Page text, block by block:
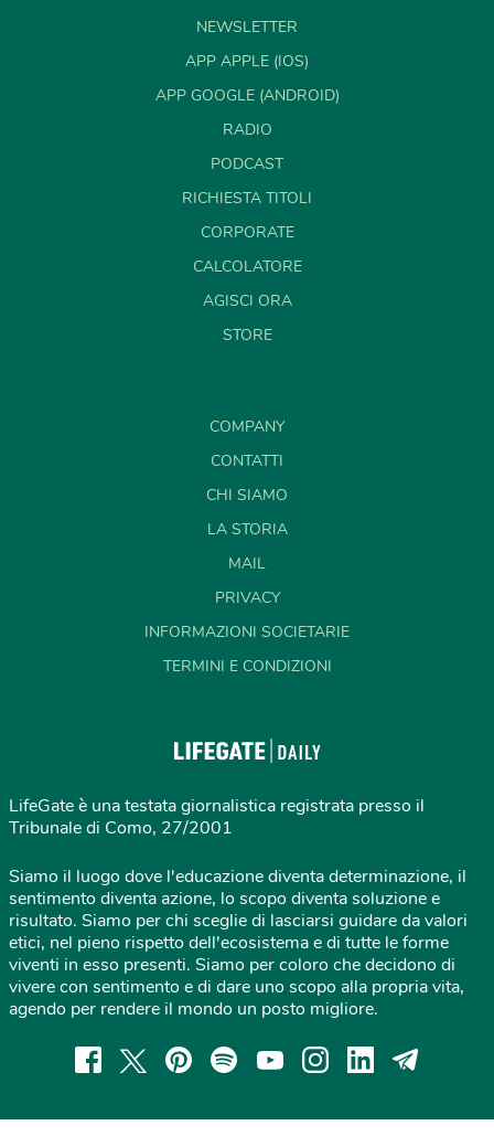
NEWSLETTER
APP APPLE (IOS)
APP GOOGLE (ANDROID)
RADIO
PODCAST
RICHIESTA TITOLI
CORPORATE
CALCOLATORE
AGISCI ORA
STORE
COMPANY
CONTATTI
CHI SIAMO
LA STORIA
MAIL
PRIVACY
INFORMAZIONI SOCIETARIE
TERMINI E CONDIZIONI
LifeGate è una testata giornalistica registrata presso il
Tribunale di Como, 27/2001
Siamo il luogo dove l'educazione diventa determinazione, il
sentimento diventa azione, lo scopo diventa soluzione e
risultato. Siamo per chi sceglie di lasciarsi guidare da valori
etici, nel pieno rispetto dell'ecosistema e di tutte le forme
viventi in esso presenti. Siamo per coloro che decidono di
vivere con sentimento e di dare uno scopo alla propria vita,
agendo per rendere il mondo un posto migliore.